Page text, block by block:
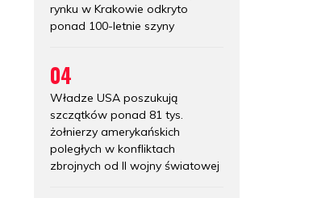
rynku w Krakowie odkryto
ponad 100-letnie szyny
04
Władze USA poszukują
szczątków ponad 81 tys.
żołnierzy amerykańskich
poległych w konfliktach
zbrojnych od II wojny światowej